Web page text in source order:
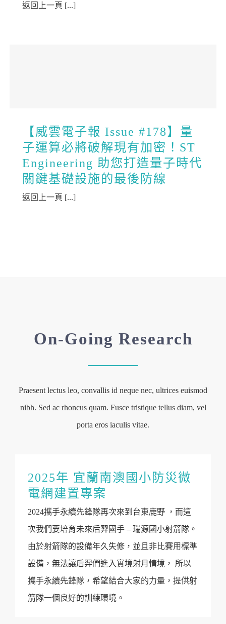
返回上一頁 [...]
【威雲電子報 Issue #178】量
子運算必將破解現有加密！ST
Engineering 助您打造量子時代
關鍵基礎設施的最後防線
返回上一頁 [...]
On-Going Research
Praesent lectus leo, convallis id neque nec, ultrices euismod
nibh. Sed ac rhoncus quam. Fusce tristique tellus diam, vel
porta eros iaculis vitae.
2025年 宜蘭南澳國小防災微
電網建置專案
2024攜手永續先鋒隊再次來到台東鹿野 ，而這
次我們要培育未來后羿國手 – 瑞源國小射箭隊。
由於射箭隊的設備年久失修，並且非比賽用標準
設備，無法讓后羿們進入實境射月情境， 所以
攜手永續先鋒隊，希望結合大家的力量，提供射
箭隊一個良好的訓練環境。